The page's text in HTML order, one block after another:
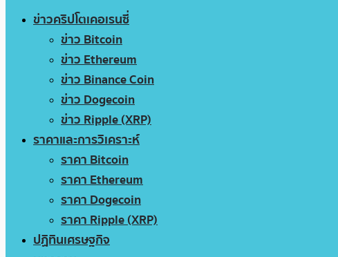
ข่าวคริปโตเคอเรนซี่
ข่าว Bitcoin
ข่าว Ethereum
ข่าว Binance Coin
ข่าว Dogecoin
ข่าว Ripple (XRP)
ราคาและการวิเคราะห์
ราคา Bitcoin
ราคา Ethereum
ราคา Dogecoin
ราคา Ripple (XRP)
ปฏิทินเศรษฐกิจ